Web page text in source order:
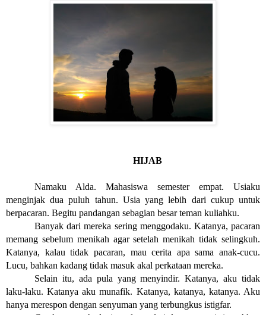
HIJAB
Namaku Alda. Mahasiswa semester empat. Usiaku
menginjak dua puluh tahun. Usia yang lebih dari cukup untuk
berpacaran. Begitu pandangan sebagian besar teman kuliahku.
Banyak dari mereka sering menggodaku. Katanya, pacaran
memang sebelum menikah agar setelah menikah tidak selingkuh.
Katanya, kalau tidak pacaran, mau cerita apa sama anak-cucu.
Lucu, bahkan kadang tidak masuk akal perkataan mereka.
Selain itu, ada pula yang menyindir. Katanya, aku tidak
laku-laku. Katanya aku munafik. Katanya, katanya, katanya. Aku
hanya merespon dengan senyuman yang terbungkus istigfar.